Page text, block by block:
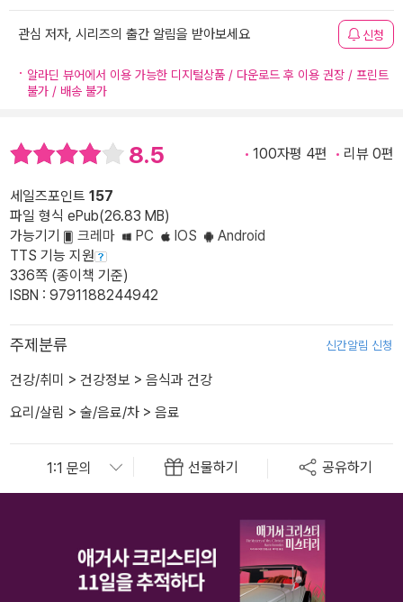
관심 저자, 시리즈의 출간 알림을 받아보세요 신청
알라딘 뷰어에서 이용 가능한 디지털상품 / 다운로드 후 이용 권장 / 프린트
불가 / 배송 불가
8.5 100자평 4편 리뷰 0편
세일즈포인트 157
파일 형식 ePub(26.83 MB)
가능기기
크레마 PC IOS
Android
TTS 기능 지원
336쪽 (종이책 기준)
ISBN : 9791188244942
주제분류 신간알림 신청
건강/취미 > 건강정보 > 음식과 건강
요리/살림 > 술/음료/차 > 음료
선물하기 공유하기